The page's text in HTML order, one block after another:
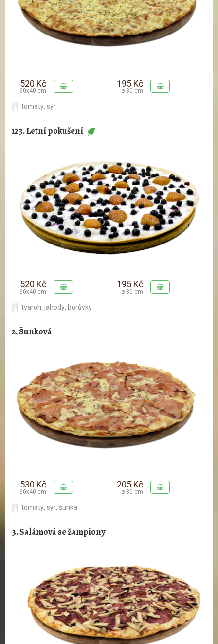
520 Kč
60x40 cm
195 Kč
ø 30 cm
tomaty, sýr
123. Letní pokušení
520 Kč
60x40 cm
195 Kč
ø 30 cm
tvaroh, jahody, borůvky
2. Šunková
530 Kč
60x40 cm
205 Kč
ø 30 cm
tomaty, sýr, šunka
3. Salámová se žampiony